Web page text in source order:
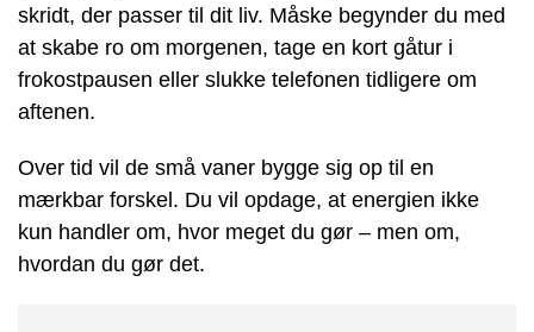
skridt, der passer til dit liv. Måske begynder du med
at skabe ro om morgenen, tage en kort gåtur i
frokostpausen eller slukke telefonen tidligere om
aftenen.
Over tid vil de små vaner bygge sig op til en
mærkbar forskel. Du vil opdage, at energien ikke
kun handler om, hvor meget du gør – men om,
hvordan du gør det.